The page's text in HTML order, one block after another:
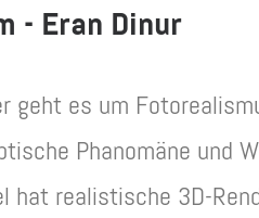
- Eran Dinur
geht es um
Phanomäne und
hat realistische 3D-